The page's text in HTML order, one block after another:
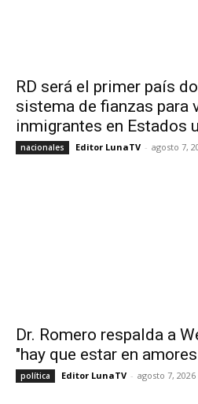
RD será el primer país
sistema de fianzas para
inmigrantes en Estados
nacionales Editor LunaTV - agosto 7,
Dr. Romero respalda a
"hay que estar en
política Editor LunaTV - agosto 7, 2026